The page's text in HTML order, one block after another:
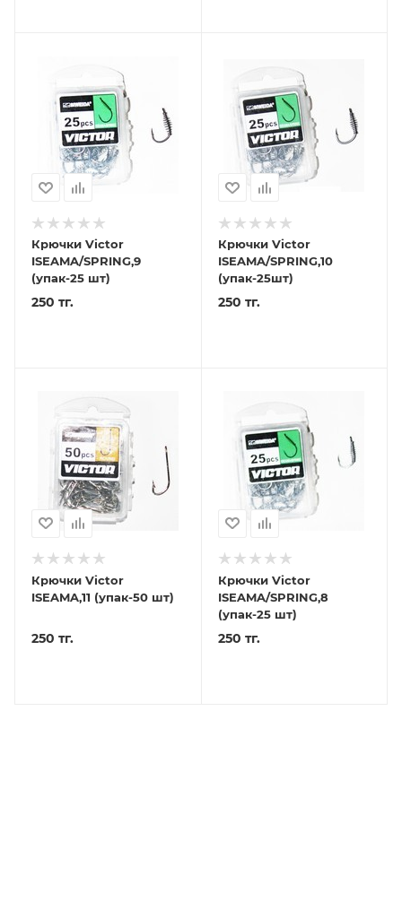
Крючки Victor
ISEAMA/SPRING,9
(упак-25 шт)
250 тг.
Крючки Victor
ISEAMA/SPRING,10
(упак-25шт)
250 тг.
Крючки Victor
ISEAMA,11 (упак-50 шт)
250 тг.
Крючки Victor
ISEAMA/SPRING,8
(упак-25 шт)
250 тг.